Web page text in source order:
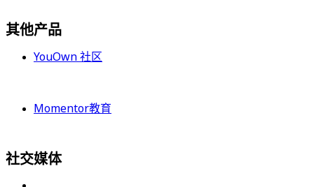
其他产品
YouOwn 社区
Momentor教育
社交媒体